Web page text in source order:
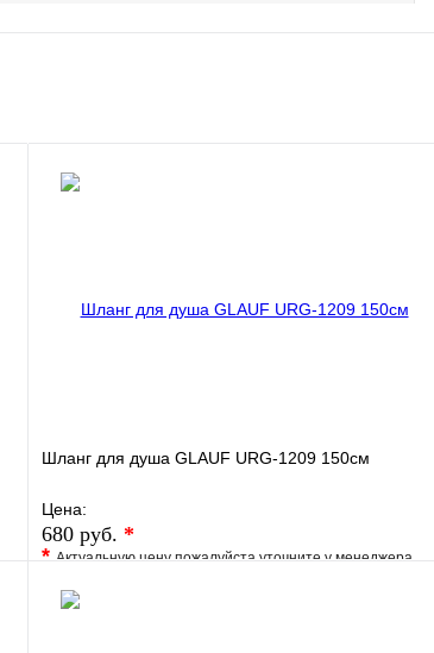
Шланг для душа GLAUF URG-1209 150см
Цена:
680 руб. *
*Актуальную цену пожалуйста уточните у менеджера
В избранное